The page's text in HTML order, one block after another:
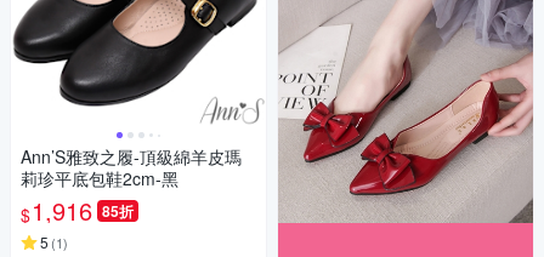
Ann’S雅致之履-頂級綿羊皮瑪
莉珍平底包鞋2cm-黑
$1,916 85折
5 (1)